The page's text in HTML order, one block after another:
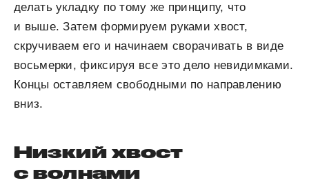
делать укладку по тому же принципу, что
и выше. Затем формируем руками хвост,
скручиваем его и начинаем сворачивать в виде
восьмерки, фиксируя все это дело невидимками.
Концы оставляем свободными по направлению
вниз.
Низкий хвост
с волнами